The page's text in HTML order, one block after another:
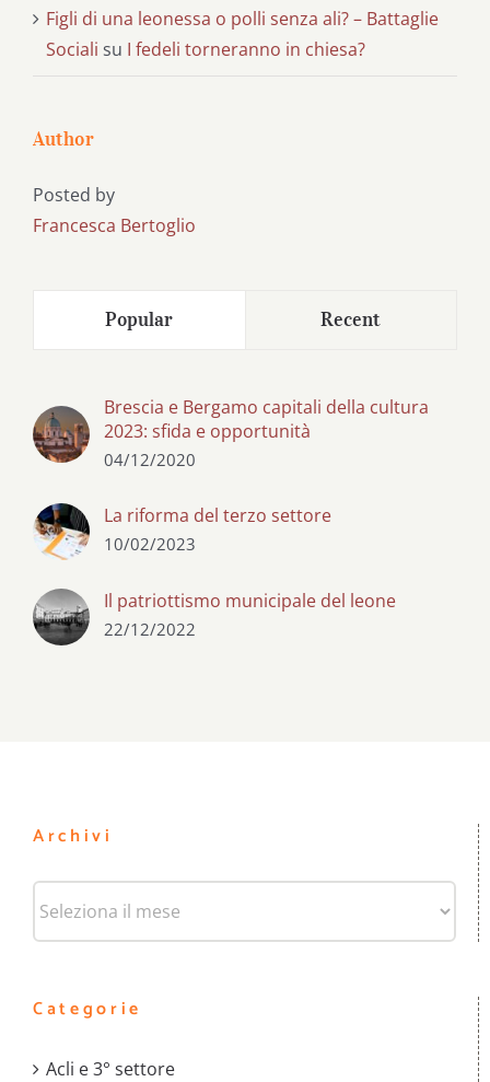
Figli di una leonessa o polli senza ali? – Battaglie
Sociali su I fedeli torneranno in chiesa?
Author
Posted by
Francesca Bertoglio
Popular Recent
Brescia e Bergamo capitali della cultura
2023: sfida e opportunità
04/12/2020
La riforma del terzo settore
10/02/2023
Il patriottismo municipale del leone
22/12/2022
Archivi
Categorie
Acli e 3° settore